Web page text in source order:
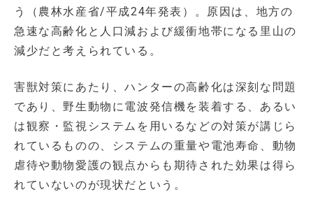
う（農林水産省/平成24年発表）。原因は、地方の
急速な高齢化と人口減および緩衝地帯になる里山の
減少だと考えられている。
害獣対策にあたり、ハンターの高齢化は深刻な問題
であり、野生動物に電波発信機を装着する、あるい
は観察・監視システムを用いるなどの対策が講じら
れているものの、システムの重量や電池寿命、動物
虐待や動物愛護の観点からも期待された効果は得ら
れていないのが現状だという。